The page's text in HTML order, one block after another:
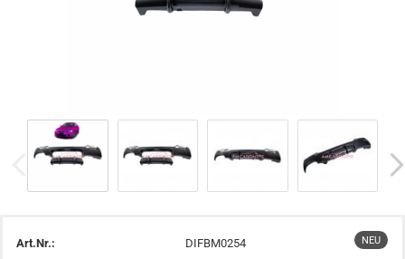
NEU
Art.Nr.:
DIFBM0254